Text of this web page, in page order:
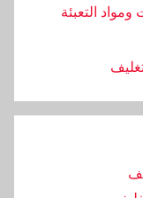
التعبئة